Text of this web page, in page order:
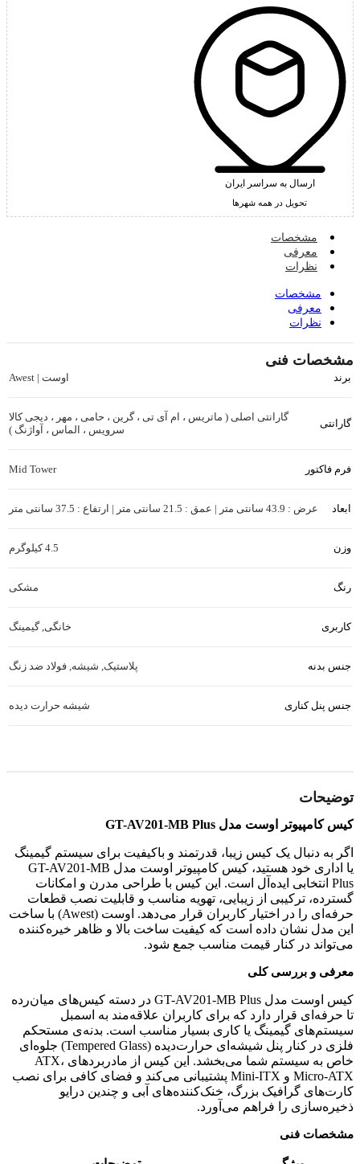
ارسال به سراسر ایران
تحویل در همه شهرها
مشخصات
معرفی
نظرات
مشخصات
معرفی
نظرات
مشخصات فنی
برند اوست | Awest
گارانتی
گارانتی اصلی ( ماتریس ، ام آی تی ، گرین ، حامی ، مهر ، دیجی کالا
سرویس ، الماس ، آواژنگ )
فرم فاکتور Mid Tower
ابعاد عرض : 43.9 سانتی متر | عمق : 21.5 سانتی متر | ارتفاع : 37.5 سانتی متر
وزن 4.5 کیلوگرم
رنگ مشکی
کاربری خانگی ,گیمینگ
جنس بدنه پلاستیک شیشه فولاد ضد زنگ
جنس پنل کناری شیشه حرارت دیده
جایگاه نصب منبع تغذیه
درگاه های USB پورت USB 2.0 ,پورت USB 3.0
ورودی / خروجی صدا
نورپردازی
فیلتر گرد و غبار
قابلیت مدیریت کابل
تعداد شکاف های توسعه
قابلیت نصب عمودی کارت گرافیک
قابلیت نصب درایو 2.5 اینچ
توضیحات
کیس کامپیوتر اوست مدل GT-AV201-MB Plus
اگر به دنبال یک کیس زیبا، قدرتمند و باکیفیت برای سیستم گیمینگ
یا اداری خود هستید، کیس کامپیوتر اوست مدل GT-AV201-MB
Plus انتخابی ایده‌آل است. این کیس با طراحی مدرن و امکانات
گسترده، ترکیبی از زیبایی، تهویه مناسب و قابلیت نصب قطعات
حرفه‌ای را در اختیار کاربران قرار می‌دهد. اوست (Awest) با ساخت
این مدل نشان داده است که کیفیت ساخت بالا و ظاهر خیره‌کننده
می‌تواند در کنار قیمت مناسب جمع شود.
معرفی و بررسی کلی
کیس اوست مدل GT-AV201-MB Plus در دسته کیس‌های میان‌رده
تا حرفه‌ای قرار دارد که برای کاربران علاقه‌مند به اسمبل
سیستم‌های گیمینگ یا کاری بسیار مناسب است. بدنه‌ی مستحکم
فلزی در کنار پنل شیشه‌ای حرارت‌دیده (Tempered Glass) جلوه‌ای
خاص به سیستم شما می‌بخشد. این کیس از مادربردهای ATX،
Micro-ATX و Mini-ITX پشتیبانی می‌کند و فضای کافی برای نصب
کارت‌های گرافیک بزرگ، خنک‌کننده‌های آبی و چندین درایو
ذخیره‌سازی را فراهم می‌آورد.
مشخصات فنی